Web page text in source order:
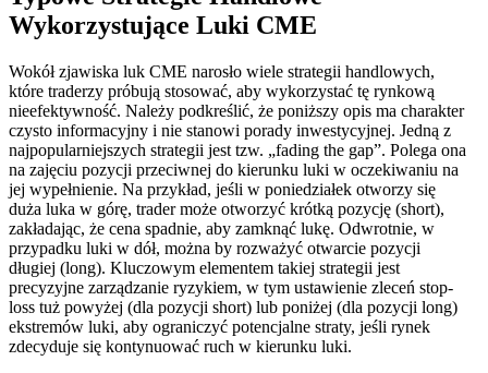
Wykorzystujące Luki CME
Wokół zjawiska luk CME narosło wiele strategii handlowych,
które traderzy próbują stosować, aby wykorzystać tę rynkową
nieefektywność. Należy podkreślić, że poniższy opis ma charakter
czysto informacyjny i nie stanowi porady inwestycyjnej. Jedną z
najpopularniejszych strategii jest tzw. „fading the gap”. Polega ona
na zajęciu pozycji przeciwnej do kierunku luki w oczekiwaniu na
jej wypełnienie. Na przykład, jeśli w poniedziałek otworzy się
duża luka w górę, trader może otworzyć krótką pozycję (short),
zakładając, że cena spadnie, aby zamknąć lukę. Odwrotnie, w
przypadku luki w dół, można by rozważyć otwarcie pozycji
długiej (long). Kluczowym elementem takiej strategii jest
precyzyjne zarządzanie ryzykiem, w tym ustawienie zleceń stop-
loss tuż powyżej (dla pozycji short) lub poniżej (dla pozycji long)
ekstremów luki, aby ograniczyć potencjalne straty, jeśli rynek
zdecyduje się kontynuować ruch w kierunku luki.